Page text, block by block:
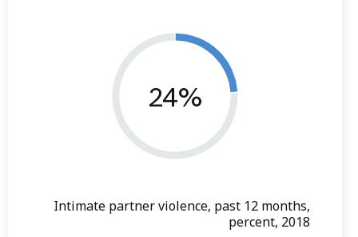
24%
Intimate partner violence, past 12 months,
percent, 2018